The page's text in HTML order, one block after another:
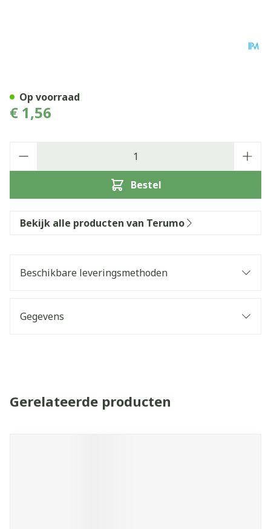
€ 1,56
Bestel
Op voorraad
Bekijk alle producten van Terumo
Beschikbare leveringsmethoden
Gegevens
Gerelateerde producten